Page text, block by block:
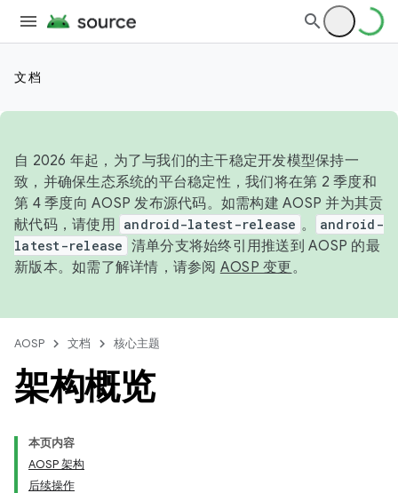
文档
自 2026 年起，为了与我们的主干稳定开发模型保持一
致，并确保生态系统的平台稳定性，我们将在第 2 季度和
第 4 季度向 AOSP 发布源代码。如需构建 AOSP 并为其贡
献代码，请使用 android-latest-release 。
android-
latest-release 清单分支将始终引用推送到 AOSP 的最
新版本。如需了解详情，请参阅 AOSP 变更。
AOSP 文档 核心主题
架构概览
本页内容
AOSP 架构
后续操作